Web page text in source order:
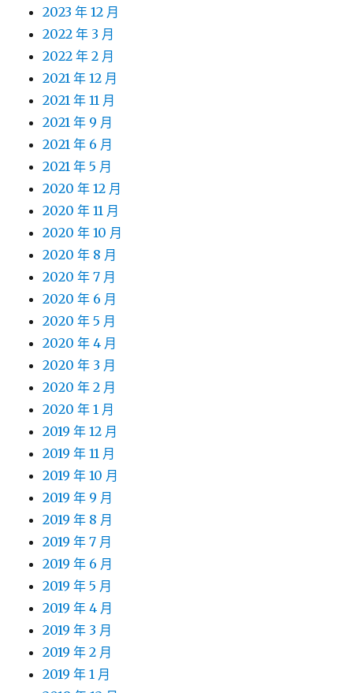
2023 年 12 月
2022 年 3 月
2022 年 2 月
2021 年 12 月
2021 年 11 月
2021 年 9 月
2021 年 6 月
2021 年 5 月
2020 年 12 月
2020 年 11 月
2020 年 10 月
2020 年 8 月
2020 年 7 月
2020 年 6 月
2020 年 5 月
2020 年 4 月
2020 年 3 月
2020 年 2 月
2020 年 1 月
2019 年 12 月
2019 年 11 月
2019 年 10 月
2019 年 9 月
2019 年 8 月
2019 年 7 月
2019 年 6 月
2019 年 5 月
2019 年 4 月
2019 年 3 月
2019 年 2 月
2019 年 1 月